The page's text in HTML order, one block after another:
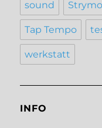
sound
Tap Tempo
werkstatt
INFO